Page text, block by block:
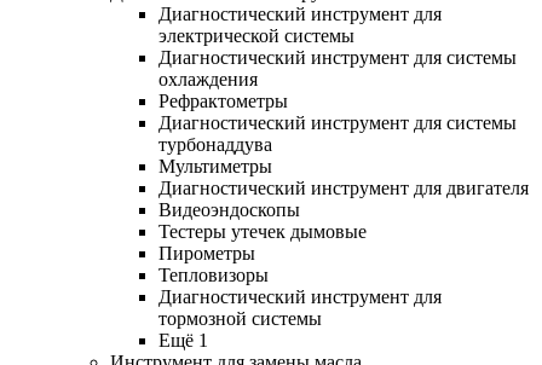
Диагностический инструмент для
электрической системы
Диагностический инструмент для системы
охлаждения
Рефрактометры
Диагностический инструмент для системы
турбонаддува
Мультиметры
Диагностический инструмент для двигателя
Видеоэндоскопы
Тестеры утечек дымовые
Пирометры
Тепловизоры
Диагностический инструмент для
тормозной системы
Ещё 1